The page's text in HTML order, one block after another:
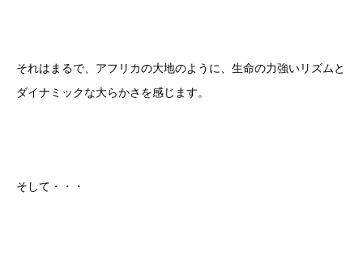
それはまるで、アフリカの大地のように、生命の力強いリズムと
ダイナミックな大らかさを感じます。
そして・・・